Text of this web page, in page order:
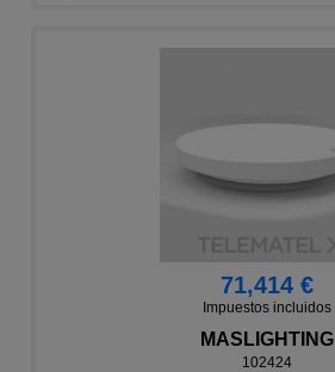
71,414 €
Impuestos incluidos
MASLIGHTING
102424